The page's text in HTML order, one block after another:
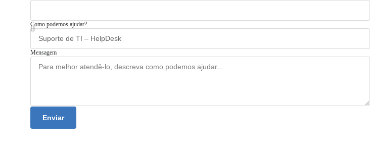
Como podemos ajudar?
Mensagem
Enviar